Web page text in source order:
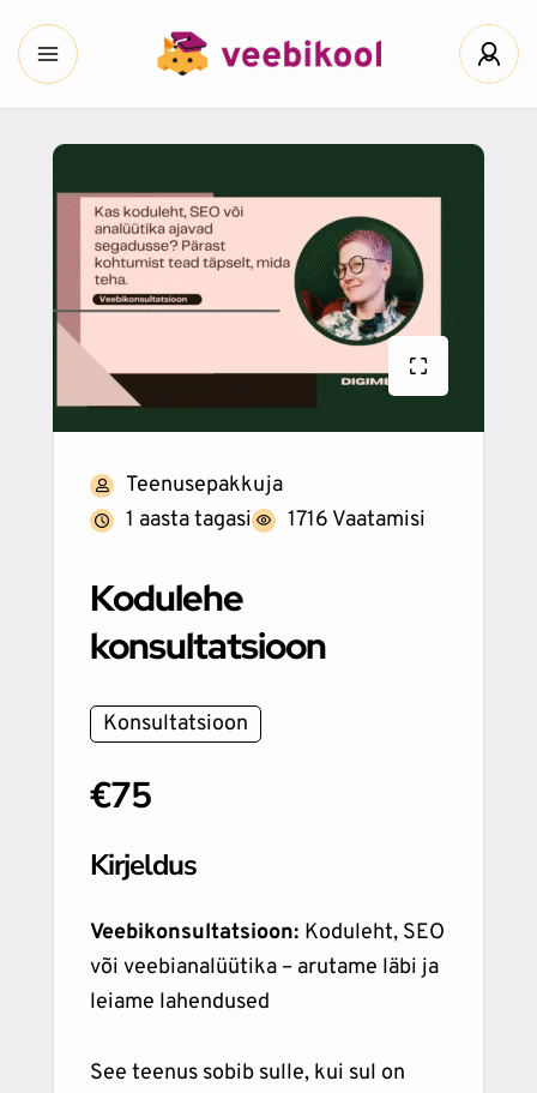
Teenusepakkuja
1 aasta tagasi
1716 Vaatamisi
Kodulehe
konsultatsioon
Konsultatsioon
€75
Kirjeldus
Veebikonsultatsioon: Koduleht, SEO
või veebianalüütika – arutame läbi ja
leiame lahendused
See teenus sobib sulle, kui sul on